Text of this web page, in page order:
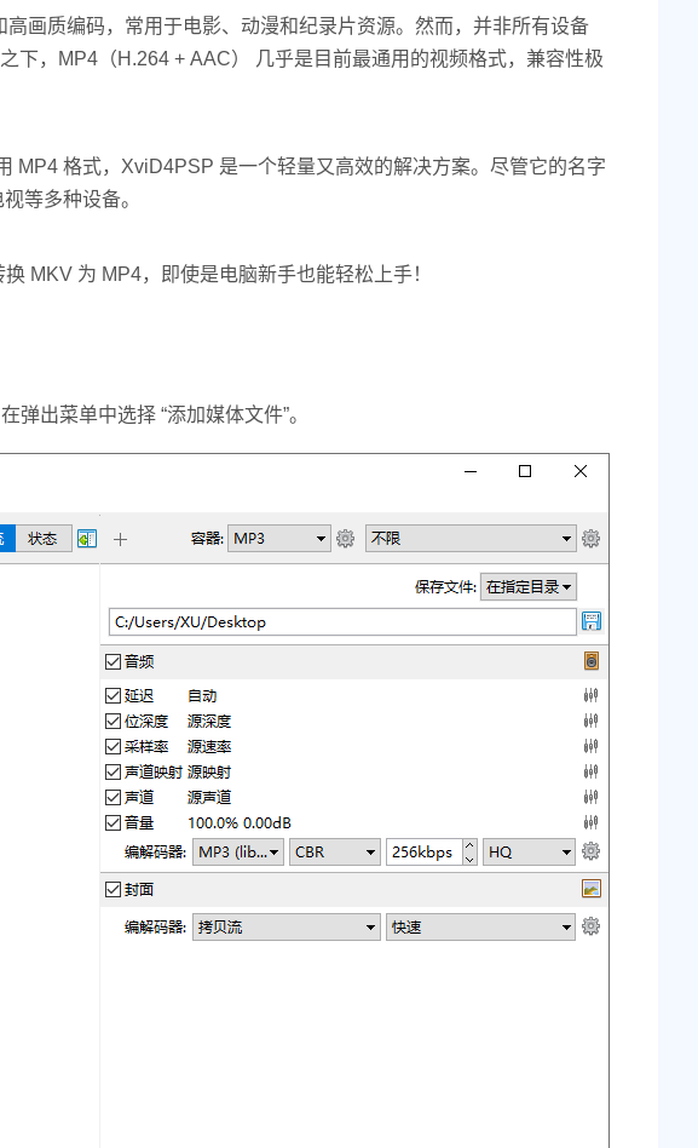
画质编码，常用于电影、动漫和纪录片资源。然而，并非所有设备
下，MP4（H.264 + AAC） 几乎是目前最通用的视频格式，兼容性极
MP4 格式，XviD4PSP 是一个轻量又高效的解决方案。尽管它的名字
等多种设备。
MKV 为 MP4，即使是电脑新手也能轻松上手！
在弹出菜单中选择 “添加媒体文件”。